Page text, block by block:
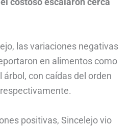
las variaciones negativas
en alimentos como
árbol, con caídas del orden
respectivamente.
positivas, Sincelejo vio